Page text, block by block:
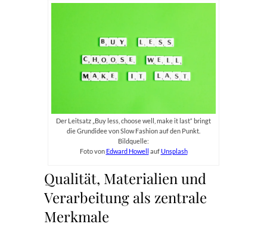
Der Leitsatz „Buy less, choose well, make it last“ bringt
die Grundidee von Slow Fashion auf den Punkt.
Bildquelle:
Foto von Edward Howell aufUnsplash
Qualität, Materialien und
Verarbeitung als zentrale
Merkmale